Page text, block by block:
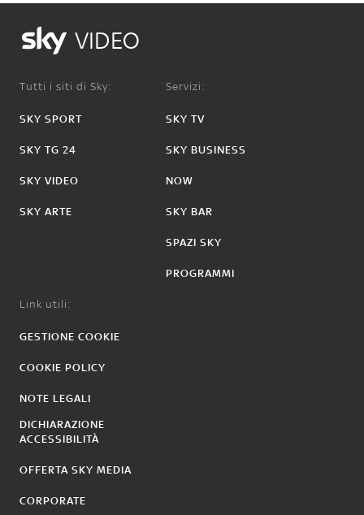
VIDEO
Tutti i siti di Sky:
SKY SPORT
SKY TG 24
SKY VIDEO
SKY ARTE
Servizi:
SKY TV
SKY BUSINESS
NOW
SKY BAR
SPAZI SKY
PROGRAMMI
Link utili:
GESTIONE COOKIE
COOKIE POLICY
NOTE LEGALI
DICHIARAZIONE
ACCESSIBILITÀ
OFFERTA SKY MEDIA
CORPORATE